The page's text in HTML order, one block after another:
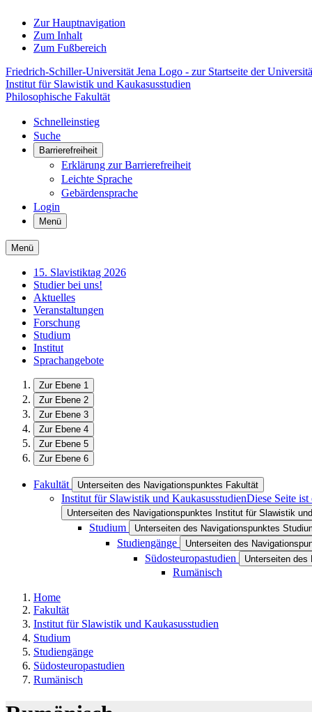
Zur Hauptnavigation
Zum Inhalt
Zum Fußbereich
Friedrich-Schiller-Universität Jena Logo - zur Startseite der
Institut für Slawistik und Kaukasusstudien
Philosophische Fakultät
Schnelleinstieg
Suche
Barrierefreiheit
Erklärung zur Barrierefreiheit
Leichte Sprache
Gebärdensprache
Login
Menü
Menü
15. Slavistiktag 2026
Studier bei uns!
Aktuelles
Veranstaltungen
Forschung
Studium
Institut
Sprachangebote
Zur Ebene 1
Zur Ebene 2
Zur Ebene 3
Zur Ebene 4
Zur Ebene 5
Zur Ebene 6
Fakultät Unterseiten des Navigationspunktes Fakultät
Institut für Slawistik und KaukasusstudienDiese Seite
Unterseiten des Navigationspunktes Institut für Slawistik
Studium Unterseiten des Navigationspunktes
Studiengänge Unterseiten des
Südosteuropastudien Unterseiten des
Rumänisch
Home
Fakultät
Institut für Slawistik und Kaukasusstudien
Studium
Studiengänge
Südosteuropastudien
Rumänisch